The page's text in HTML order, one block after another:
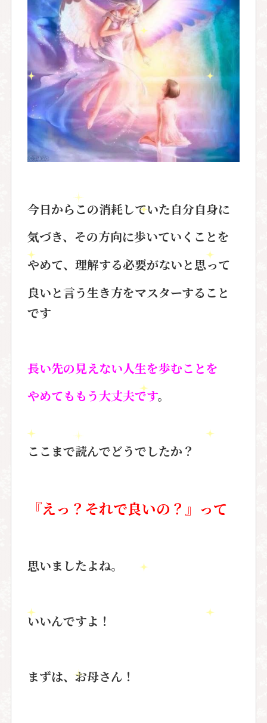
今日からこの消耗していた自分自身に
気づき、その方向に歩いていくことを
やめて、理解する必要がないと思って
良いと言う生き方をマスターすること
です
長い先の見えない人生を歩むことを
やめてももう大丈夫です。
ここまで読んでどうでしたか？
『えっ？それで良いの？』って
思いましたよね。
いいんですよ！
まずは、お母さん！